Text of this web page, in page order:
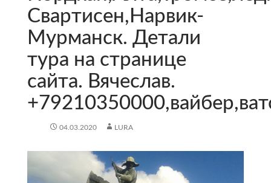
Свартисен,Нарвик-
Мурманск. Детали
тура на странице
сайта. Вячеслав.
04.03.2020 LURA